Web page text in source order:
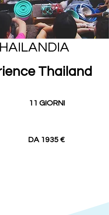
Thailand
11 GIORNI
DA 1935 €